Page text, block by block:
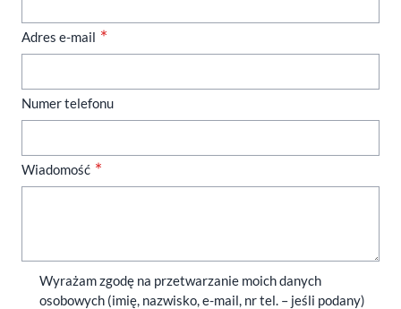
Adres e-mail
Numer telefonu
Wiadomość
Wyrażam zgodę na przetwarzanie moich danych
osobowych (imię, nazwisko, e-mail, nr tel. – jeśli podany)